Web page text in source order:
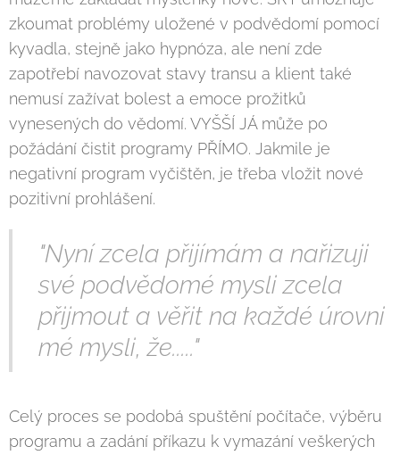
zkoumat problémy uložené v podvědomí pomocí
kyvadla, stejně jako hypnóza, ale není zde
zapotřebí navozovat stavy transu a klient také
nemusí zažívat bolest a emoce prožitků
vynesených do vědomí. VYŠŠÍ JÁ může po
požádání čistit programy PŘÍMO. Jakmile je
negativní program vyčištěn, je třeba vložit nové
pozitivní prohlášení.
"Nyní zcela přijímám a nařizuji
své podvědomé mysli zcela
přijmout a věřit na každé úrovni
mé mysli, že....."
Celý proces se podobá spuštění počítače, výběru
programu a zadání příkazu k vymazání veškerých